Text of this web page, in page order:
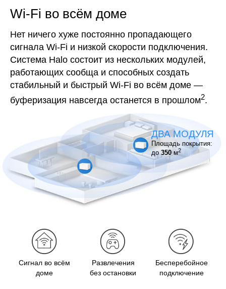
Wi-Fi во всём доме
Нет ничего хуже постоянно пропадающего
сигнала Wi-Fi и низкой скорости подключения.
Система Halo состоит из нескольких модулей,
работающих сообща и способных создать
стабильный и быстрый Wi-Fi во всём доме —
буферизация навсегда останется в прошлом2.
Сигнал во всём
доме
Развлечения
без остановки
Бесперебойное
подключение
ДВА МОДУЛЯ
Площадь покрытия:
до350 м2